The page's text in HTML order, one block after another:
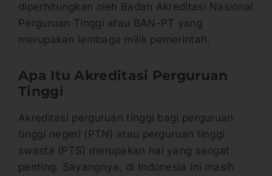
diperhitungkan oleh Badan Akreditasi Nasional
Perguruan Tinggi atau BAN-PT yang
merupakan lembaga milik pemerintah.
Apa Itu Akreditasi Perguruan
Tinggi
Akreditasi perguruan tinggi bagi perguruan
tinggi negeri (PTN) atau perguruan tinggi
swasta (PTS) merupakan hal yang sangat
penting. Sayangnya, di Indonesia ini masih